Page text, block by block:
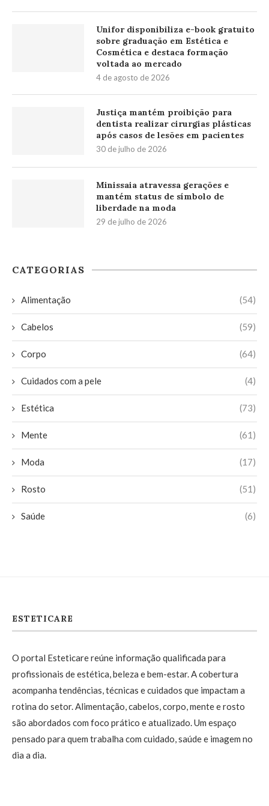
Unifor disponibiliza e-book gratuito
sobre graduação em Estética e
Cosmética e destaca formação
voltada ao mercado
4 de agosto de 2026
Justiça mantém proibição para
dentista realizar cirurgias plásticas
após casos de lesões em pacientes
30 de julho de 2026
Minissaia atravessa gerações e
mantém status de símbolo de
liberdade na moda
29 de julho de 2026
CATEGORIAS
Alimentação (54)
Cabelos (59)
Corpo (64)
Cuidados com a pele (4)
Estética (73)
Mente (61)
Moda (17)
Rosto (51)
Saúde (6)
ESTETICARE
O portal Esteticare reúne informação qualificada para
profissionais de estética, beleza e bem-estar. A cobertura
acompanha tendências, técnicas e cuidados que impactam a
rotina do setor. Alimentação, cabelos, corpo, mente e rosto
são abordados com foco prático e atualizado. Um espaço
pensado para quem trabalha com cuidado, saúde e imagem no
dia a dia.